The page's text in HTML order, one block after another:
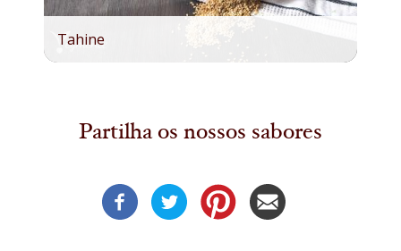
Tahine
Partilha os nossos sabores